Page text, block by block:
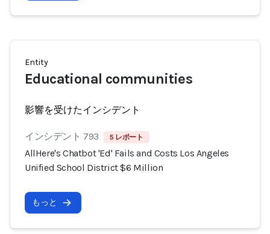
Entity
Educational communities
影響を受けたインシデント
インシデント 793 5 レポート
AllHere's Chatbot 'Ed' Fails and Costs Los Angeles
Unified School District $6 Million
もっと